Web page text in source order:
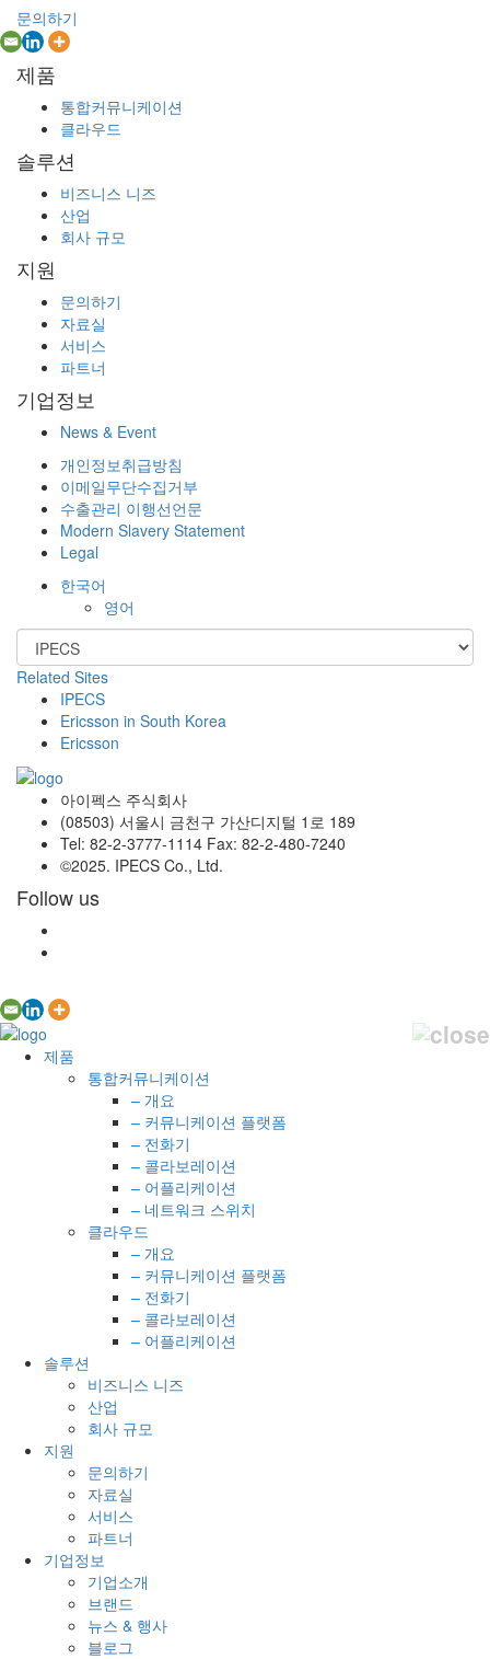
문의하기
제품
통합커뮤니케이션
클라우드
솔루션
비즈니스 니즈
산업
회사 규모
지원
문의하기
자료실
서비스
파트너
기업정보
News & Event
개인정보취급방침
이메일무단수집거부
수출관리 이행선언문
Modern Slavery Statement
Legal
한국어
영어
Related Sites
IPECS
Ericsson in South Korea
Ericsson
아이펙스 주식회사
(08503) 서울시 금천구 가산디지털 1로 189
Tel: 82-2-3777-1114 Fax: 82-2-480-7240
©2025. IPECS Co., Ltd.
Follow us
제품
통합커뮤니케이션
– 개요
– 커뮤니케이션 플랫폼
– 전화기
– 콜라보레이션
– 어플리케이션
– 네트워크 스위치
클라우드
– 개요
– 커뮤니케이션 플랫폼
– 전화기
– 콜라보레이션
– 어플리케이션
솔루션
비즈니스 니즈
산업
회사 규모
지원
문의하기
자료실
서비스
파트너
기업정보
기업소개
브랜드
뉴스 & 행사
블로그